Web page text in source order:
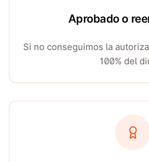
Aprobado o
Si no conseguimos la
100% del